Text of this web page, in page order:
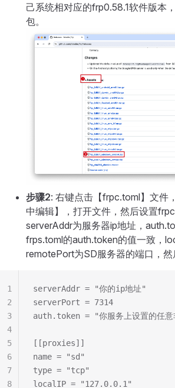
己系统相对应的frp0.58.1软件版本
包。
步骤2: 右键点击【frpc.toml】文件
中编辑】，打开文件，然后设置
serverAddr为服务器ip地址，
frps.toml的auth.token的值一致，
remotePort为SD服务器的端口，然
serverAddr = "你的ip地址"
serverPort = 7314
auth.token = "你服务上设置的任意
[[proxies]]
name = "sd"
type = "tcp"
localIP = "127.0.0.1"
1
2
3
4
5
6
7
8